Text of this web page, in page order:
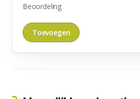
Beoordeling